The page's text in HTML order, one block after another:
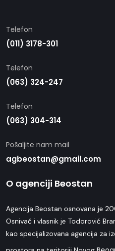
Telefon
(011) 3178-301
Telefon
(063) 324-247
Telefon
(063) 304-314
Pošaljite nam mail
agbeostan@gmail.com
O agenciji Beostan
Agencija Beostan osnovana je
Osnivač i vlasnik je Todorović
kao specijalizovana agencija za